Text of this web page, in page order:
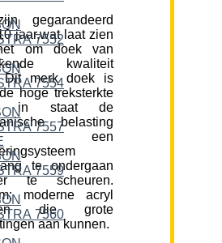
gegarandeerd
jaar,wat laat zien
om doek van
kwaliteit
Dit merk doek is
hoge treksterkte
in staat de
belasting
een
te ondergaan
te scheuren.
moderne acryl
die grote
aan kunnen.